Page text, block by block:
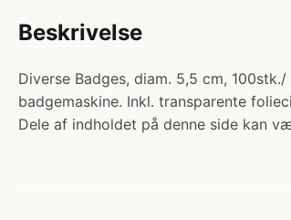
Beskrivelse
Diverse Badges, diam. 5,5 cm,
badgemaskine. Inkl. transparente
Dele af indholdet på denne side kan